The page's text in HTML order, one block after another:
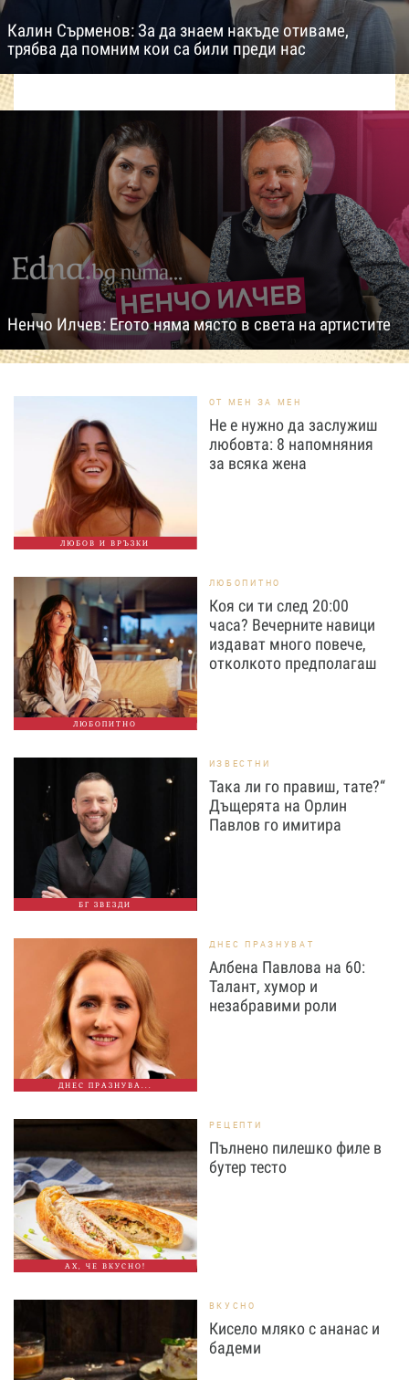
Калин Сърменов: За да знаем накъде отиваме,
трябва да помним кои са били преди нас
Ненчо Илчев: Егото няма място в света на артистите
ЛЮБОВ И ВРЪЗКИ
ОТ МЕН ЗА МЕН
Не е нужно да заслужиш
любовта: 8 напомняния
за всяка жена
ЛЮБОПИТНО
ЛЮБОПИТНО
Коя си ти след 20:00
часа? Вечерните навици
издават много повече,
отколкото предполагаш
БГ ЗВЕЗДИ
ИЗВЕСТНИ
Така ли го правиш, тате?“
Дъщерята на Орлин
Павлов го имитира
ДНЕС ПРАЗНУВА...
ДНЕС ПРАЗНУВАТ
Албена Павлова на 60:
Талант, хумор и
незабравими роли
АХ, ЧЕ ВКУСНО!
РЕЦЕПТИ
Пълнено пилешко филе в
бутер тесто
ВКУСНО
Кисело мляко с ананас и
бадеми